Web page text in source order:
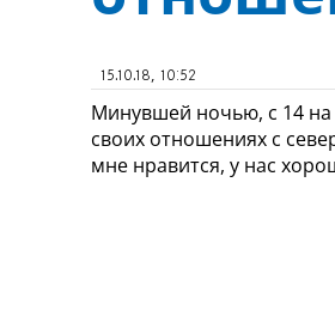
15.10.18, 10:52
Минувшей ночью, с 14 на
своих отношениях с
мне нравится, у нас